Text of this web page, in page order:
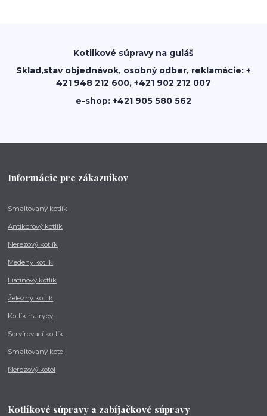
Kotlikové súpravy na guláš
Sklad,stav objednávok, osobný odber, reklamácie: +
421 948 212 600, +421 902 212 007
e-shop: +421 905 580 562
Informácie pre zákazníkov
Smaltovaný kotlík
Antikorový kotlík
Nerezový kotlík
Medený kotlík
Liatinový kotlík
Železný kotlík
Kotlík na ryby
Servírovací kotlík
Smaltovaný kotol
Nerezový kotol
Kotlíkové súpravy a zabíjačkové súpravy